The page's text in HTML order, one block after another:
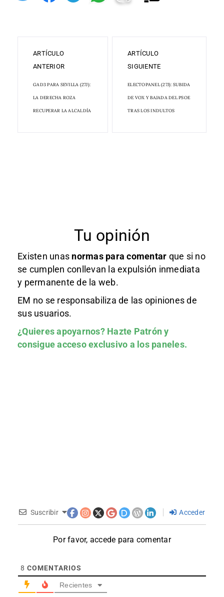
ARTÍCULO
ANTERIOR
GAD3 PARA SEVILLA (27J):
LA DERECHA ROZA
RECUPERAR LA ALCALDÍA
ARTÍCULO
SIGUIENTE
ELECTOPANEL (27J): SUBIDA
DE VOX Y BAJADA DEL PSOE
TRAS LOS INDULTOS
Tu opinión
Existen unas normas para comentar que si no
se cumplen conllevan la expulsión inmediata
y permanente de la web.
EM no se responsabiliza de las opiniones de
sus usuarios.
¿Quieres apoyarnos? Hazte Patróny
consigue acceso exclusivo a los paneles.
Suscribir Acceder
Por favor, accede para comentar
8 COMENTARIOS
Recientes